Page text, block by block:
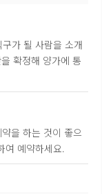
가 될 사람을 소개
확정해 양가에 통
을 하는 것이 좋으
여 예약하세요.